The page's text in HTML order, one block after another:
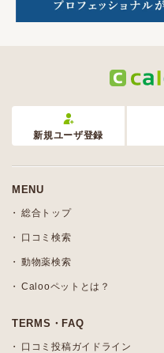
新規ユーザ登録
MENU
総合トップ
口コミ検索
動物薬検索
Calooペットとは？
TERMS・FAQ
口コミ投稿ガイドライン